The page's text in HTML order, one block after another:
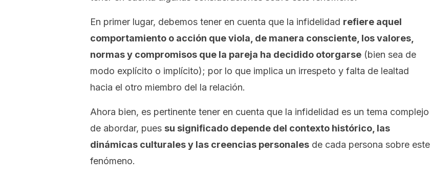
En primer lugar, debemos tener en cuenta que la infidelidad refiere aquel
comportamiento o acción que viola, de manera consciente, los valores,
normas y compromisos que la pareja ha decidido otorgarse (bien sea de
modo explícito o implícito); por lo que implica un irrespeto y falta de lealtad
hacia el otro miembro del la relación.
Ahora bien, es pertinente tener en cuenta que la infidelidad es un tema complejo
de abordar, pues su significado depende del contexto histórico, las
dinámicas culturales y las creencias personales de cada persona sobre este
fenómeno.